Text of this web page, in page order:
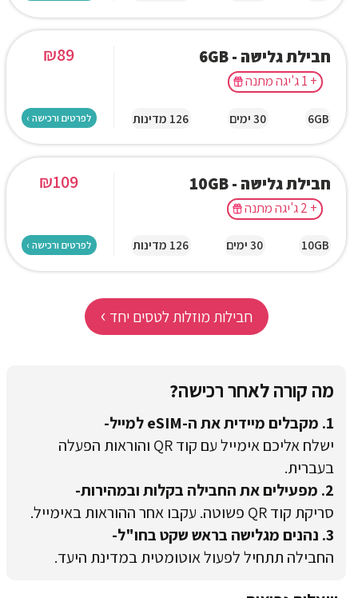
חבילת גלישה - 6GB
+ 1 ג'יגה מתנה
6GB 30 ימים 126 מדינות
₪89
לפרטים ורכישה ›
חבילת גלישה - 10GB
+ 2 ג'יגה מתנה
10GB 30 ימים 126 מדינות
₪109
לפרטים ורכישה ›
חבילות מוזלות לטסים יחד ›
מה קורה לאחר רכישה?
1. מקבלים מיידית את ה-eSIM למייל-
ישלח אליכם אימייל עם קוד QR והוראות הפעלה
בעברית.
2. מפעילים את החבילה בקלות ובמהירות-
סריקת קוד QR פשוטה. עקבו אחר ההוראות באימייל.
3. נהנים מגלישה בראש שקט בחו"ל-
החבילה תתחיל לפעול אוטומטית במדינת היעד.